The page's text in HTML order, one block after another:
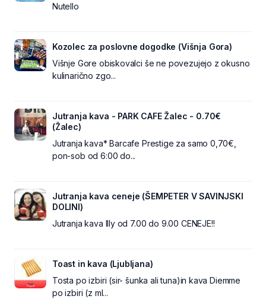
Nutello
Kozolec za poslovne dogodke (Višnja Gora)
Višnje Gore obiskovalci še ne povezujejo z okusno
kulinarično zgo...
Jutranja kava - PARK CAFE Žalec - 0.70€
(Žalec)
Jutranja kava* Barcafe Prestige za samo 0,70€,
pon-sob od 6:00 do...
Jutranja kava ceneje (ŠEMPETER V SAVINJSKI
DOLINI)
Jutranja kava Illy od 7.00 do 9.00 CENEJE!!
Toast in kava (Ljubljana)
Tosta po izbiri (sir- šunka ali tuna)in kava Diemme
po izbiri (z ml...